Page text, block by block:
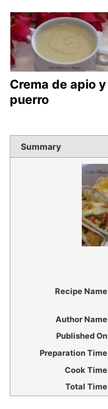
Crema de apio y
puerro
Summary
Recipe Name
Author Name
Published On
Preparation Time
Cook Time
Total Time